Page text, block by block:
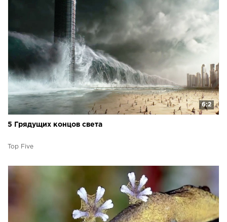
6:2
5 Грядущих концов света
Top Five